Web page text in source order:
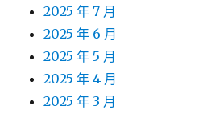
2025 年 7 月
2025 年 6 月
2025 年 5 月
2025 年 4 月
2025 年 3 月